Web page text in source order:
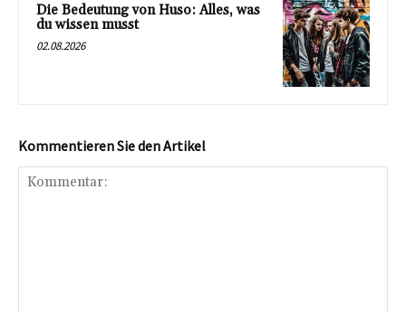
Die Bedeutung von Huso: Alles, was
du wissen musst
02.08.2026
Kommentieren Sie den Artikel